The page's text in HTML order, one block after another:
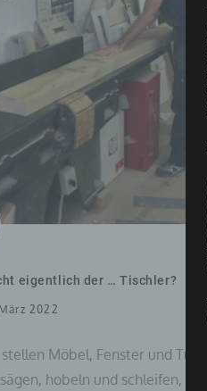
eigentlich der … Tischler?
2022
Möbel, Fenster und Türen
hobeln und schleifen,